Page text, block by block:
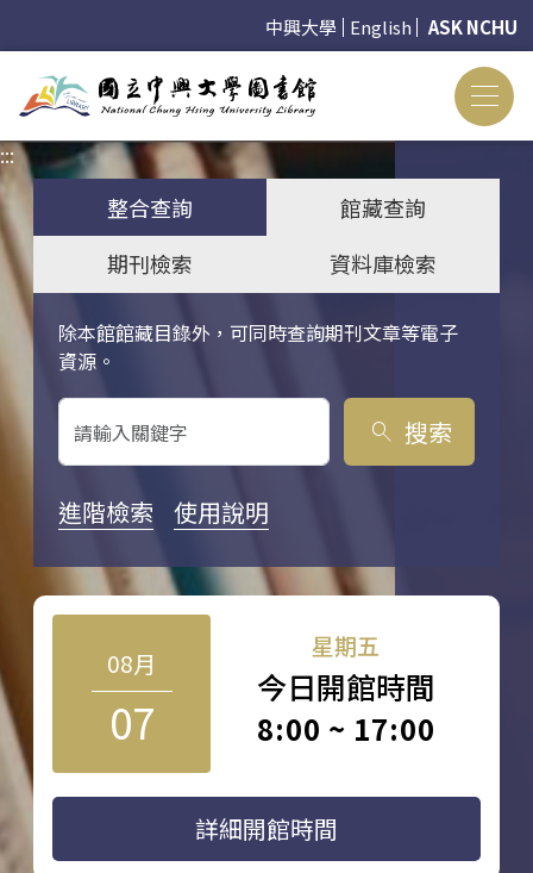
中興大學 English ASK NCHU
:::
整合查詢
館藏查詢
期刊檢索
資料庫檢索
除本館館藏目錄外，可同時查詢期刊文章等電子
資源。
關鍵字搜尋
search 搜索
進階檢索 使用說明
08月
07
星期五
今日開館時間
8:00 ~ 17:00
詳細開館時間